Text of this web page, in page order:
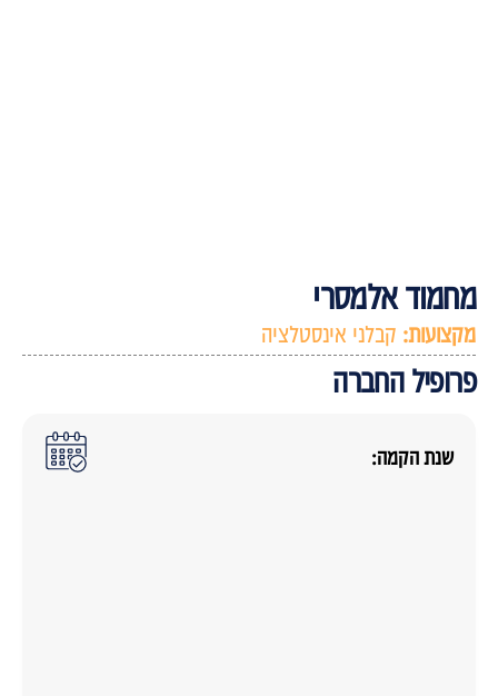
מחמוד אלמסרי
מקצועות:קבלני אינסטלציה
פרופיל החברה
שנת הקמה: